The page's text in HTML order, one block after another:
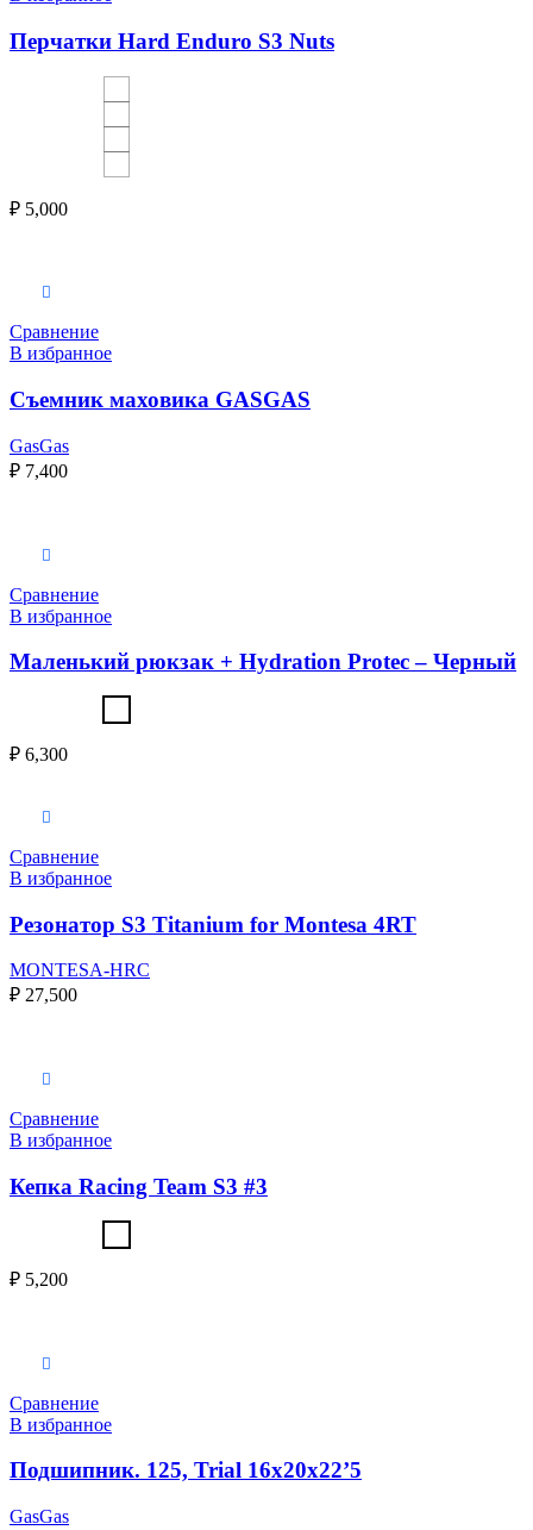
Перчатки Hard Enduro S3 Nuts
₽ 5,000
Сравнение
В избранное
Съемник маховика GASGAS
GasGas
₽ 7,400
Сравнение
В избранное
Маленький рюкзак + Hydration Protec – Черный
₽ 6,300
Сравнение
В избранное
Резонатор S3 Titanium for Montesa 4RT
MONTESA-HRC
₽ 27,500
Сравнение
В избранное
Кепка Racing Team S3 #3
₽ 5,200
Сравнение
В избранное
Подшипник. 125, Trial 16x20x22’5
GasGas